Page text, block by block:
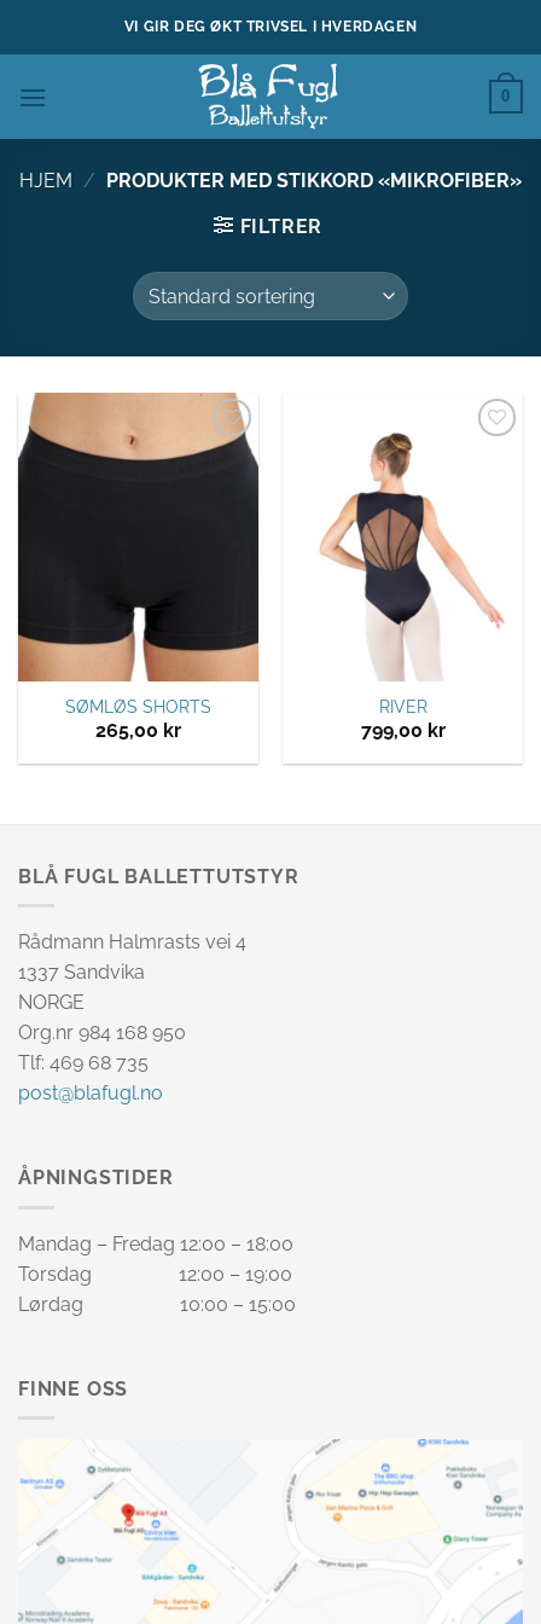
VI GIR DEG ØKT TRIVSEL I HVERDAGEN
0
HJEM / PRODUKTER MED STIKKORD «MIKROFIBER»
FILTRER
Legg til
SØMLØS SHORTS
265,00 kr
RIVER
799,00 kr
BLÅ FUGL BALLETTUTSTYR
Rådmann Halmrasts vei 4
1337 Sandvika
NORGE
Org.nr 984 168 950
Tlf: 469 68 735
post@blafugl.no
ÅPNINGSTIDER
Mandag – Fredag 12:00 – 18:00
Torsdag 12:00 – 19:00
Lørdag 10:00 – 15:00
FINNE OSS